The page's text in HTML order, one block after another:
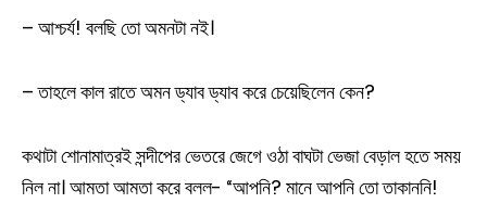
– আশ্চর্য! বলছি তো অমনটা নই।
– তাহলে কাল রাতে অমন ড্যাব ড্যাব করে চেয়েছিলেন কেন?
কথাটা শোনামাত্রই সন্দীপের ভেতরে জেগে ওঠা বাঘটা ভেজা বেড়াল হতে সময়
নিল না। আমতা আমতা করে বলল- “আপনি? মানে আপনি তো তাকাননি!